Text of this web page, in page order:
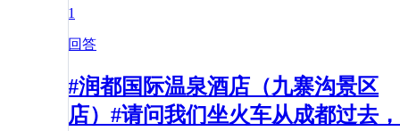
1
回答
#润都国际温泉酒店（九寨沟景区
店）#请问我们坐火车从成都过去，